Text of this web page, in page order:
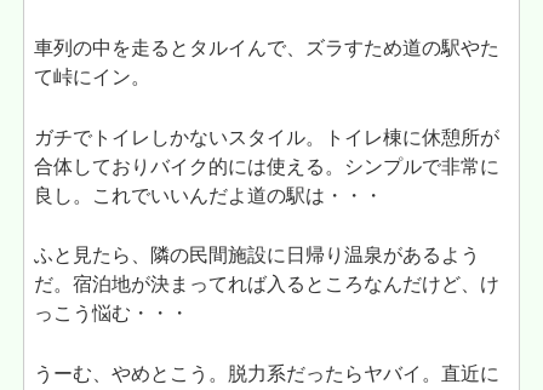
車列の中を走るとタルイんで、ズラすため道の駅やた
て峠にイン。
ガチでトイレしかないスタイル。トイレ棟に休憩所が
合体しておりバイク的には使える。シンプルで非常に
良し。これでいいんだよ道の駅は・・・
ふと見たら、隣の民間施設に日帰り温泉があるよう
だ。宿泊地が決まってれば入るところなんだけど、け
っこう悩む・・・
うーむ、やめとこう。脱力系だったらヤバイ。直近に